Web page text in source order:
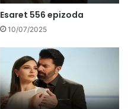
Esaret 556 epizoda
10/07/2025